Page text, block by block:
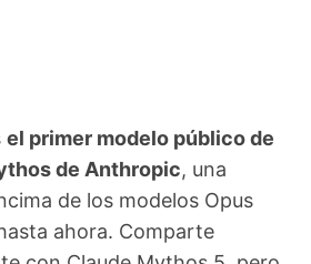
el primer modelo público de
de Anthropic, una
de los modelos Opus
ahora. Comparte